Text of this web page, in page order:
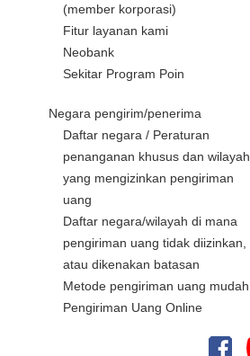
(member korporasi)
Fitur layanan kami
Neobank
Sekitar Program Poin
Negara pengirim/penerima
Daftar negara / Peraturan
penanganan khusus dan wilayah
yang mengizinkan pengiriman
uang
Daftar negara/wilayah di mana
pengiriman uang tidak diizinkan,
atau dikenakan batasan
Metode pengiriman uang mudah
Pengiriman Uang Online